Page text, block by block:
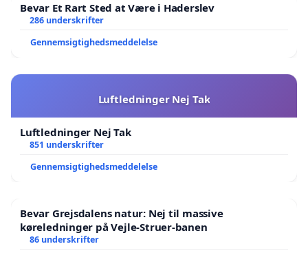
Bevar Et Rart Sted at Være i Haderslev
286 underskrifter
Gennemsigtighedsmeddelelse
Luftledninger Nej Tak
Luftledninger Nej Tak
851 underskrifter
Gennemsigtighedsmeddelelse
Bevar Grejsdalens natur: Nej til massive
køreledninger på Vejle-Struer-banen
86 underskrifter